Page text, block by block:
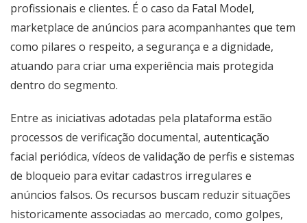
profissionais e clientes. É o caso da Fatal Model,
marketplace de anúncios para acompanhantes que tem
como pilares o respeito, a segurança e a dignidade,
atuando para criar uma experiência mais protegida
dentro do segmento.
Entre as iniciativas adotadas pela plataforma estão
processos de verificação documental, autenticação
facial periódica, vídeos de validação de perfis e sistemas
de bloqueio para evitar cadastros irregulares e
anúncios falsos. Os recursos buscam reduzir situações
historicamente associadas ao mercado, como golpes,